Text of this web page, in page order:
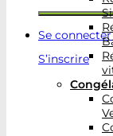
Se
S’inscrire